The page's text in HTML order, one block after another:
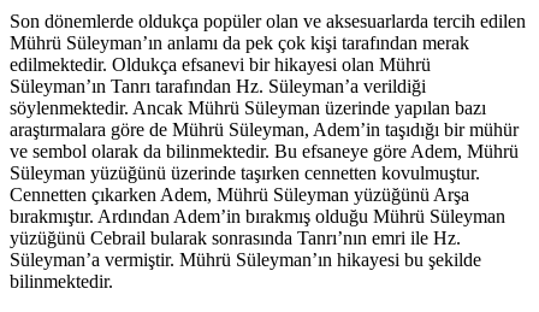
Son dönemlerde oldukça popüler olan ve aksesuarlarda tercih edilen
Mührü Süleyman’ın anlamı da pek çok kişi tarafından merak
edilmektedir. Oldukça efsanevi bir hikayesi olan Mührü
Süleyman’ın Tanrı tarafından Hz. Süleyman’a verildiği
söylenmektedir. Ancak Mührü Süleyman üzerinde yapılan bazı
araştırmalara göre de Mührü Süleyman, Adem’in taşıdığı bir mühür
ve sembol olarak da bilinmektedir. Bu efsaneye göre Adem, Mührü
Süleyman yüzüğünü üzerinde taşırken cennetten kovulmuştur.
Cennetten çıkarken Adem, Mührü Süleyman yüzüğünü Arşa
bırakmıştır. Ardından Adem’in bırakmış olduğu Mührü Süleyman
yüzüğünü Cebrail bularak sonrasında Tanrı’nın emri ile Hz.
Süleyman’a vermiştir. Mührü Süleyman’ın hikayesi bu şekilde
bilinmektedir.